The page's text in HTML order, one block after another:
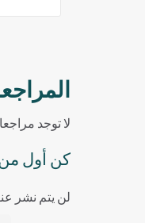
لا توجد
كن أول من
لن يتم نشر